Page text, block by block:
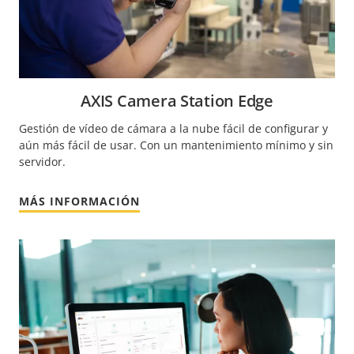
AXIS Camera Station Edge
Gestión de vídeo de cámara a la nube fácil de configurar y
aún más fácil de usar. Con un mantenimiento mínimo y sin
servidor.
MÁS INFORMACIÓN